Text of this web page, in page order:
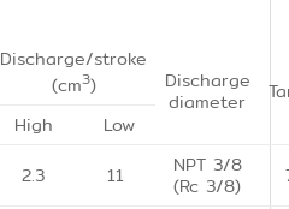
Discharge/stroke
(cm3) Discharge
diameter
High
Low
2.3 11 NPT 3/8
(Rc 3/8)